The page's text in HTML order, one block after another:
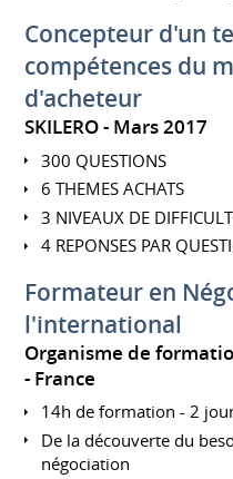
Concepteur d'un
compétences du
d'acheteur
SKILERO Mars 2017
300 QUESTIONS
6 THEMES ACHATS
3 NIVEAUX DE
4 REPONSES PAR
Formateur en
l'international
Organisme de
France
14h de formation - 2
De la découverte du
négociation